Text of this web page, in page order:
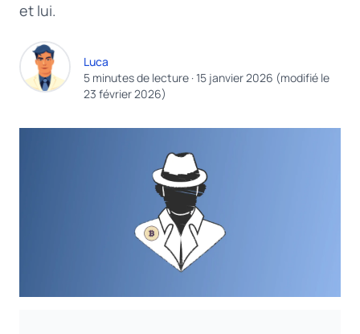
et lui.
Luca
5 minutes de lecture ·15 janvier 2026 (modifié le
23 février 2026)